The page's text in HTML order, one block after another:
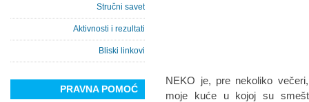
NEKO je, pre nekoliko
moje kuće u kojoj su
Stručni savet
Aktivnosti i rezultati
Bliski linkovi
PRAVNA POMOĆ